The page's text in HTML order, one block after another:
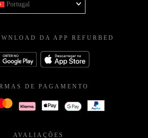
Portugal
DA APP REFURBED
DE PAGAMENTO
AVALIAÇÕES